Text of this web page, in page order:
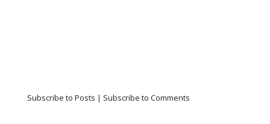
Subscribe to Posts | Subscribe to Comments